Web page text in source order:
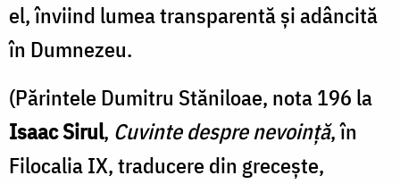
el, înviind lumea transparentă şi adâncită
în Dumnezeu.
(Părintele Dumitru Stăniloae, nota 196 la
Isaac Sirul, Cuvinte despre nevoință, în
Filocalia IX, traducere din greceşte,